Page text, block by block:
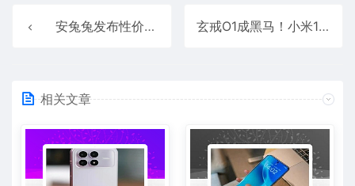
安兔兔发布性价比排行榜：3K档荣耀GT Pro断崖式第一！ 玄戒O1成黑马！小米15S Pro杀入5月新机性能榜前五
相关文章